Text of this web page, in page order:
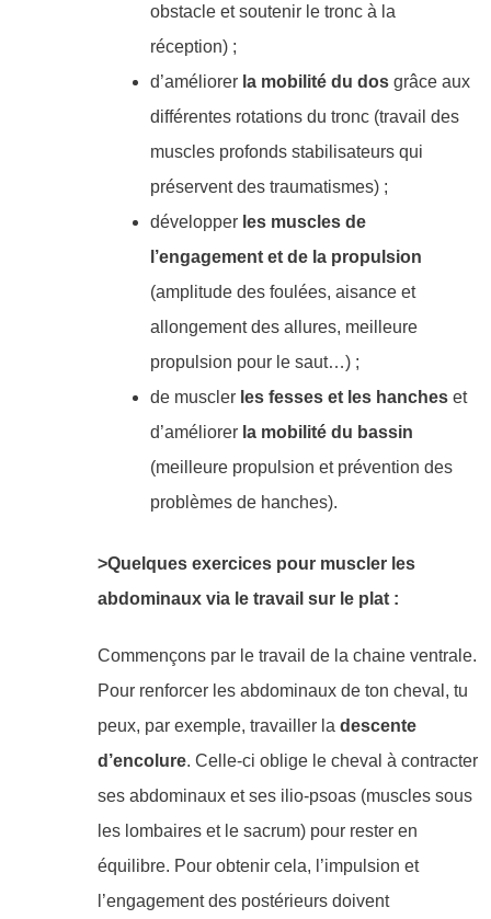
obstacle et soutenir le tronc à la
réception) ;
d’améliorer la mobilité du dosgrâce aux
différentes rotations du tronc (travail des
muscles profonds stabilisateurs qui
préservent des traumatismes) ;
développer les muscles de
l’engagement et de la propulsion
(amplitude des foulées, aisance et
allongement des allures, meilleure
propulsion pour le saut…) ;
de muscler les fesses et les hancheset
d’améliorer la mobilité du bassin
(meilleure propulsion et prévention des
problèmes de hanches).
>Quelques exercices pour muscler les
abdominaux via le travail sur le plat :
Commençons par le travail de la chaine ventrale.
Pour renforcer les abdominaux de ton cheval, tu
peux, par exemple, travailler la descente
d’encolure. Celle-ci oblige le cheval à contracter
ses abdominaux et ses ilio-psoas (muscles sous
les lombaires et le sacrum) pour rester en
équilibre. Pour obtenir cela, l’impulsion et
l’engagement des postérieurs doivent